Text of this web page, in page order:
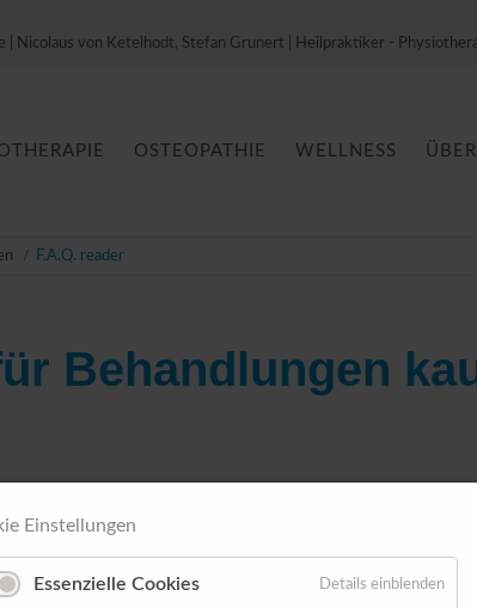
| Nicolaus von Ketelhodt, Stefan Grunert | Heilpraktiker -
OSTEOPATHIE WELLNESS
F.A.Q. reader
Behandlungen
Einstellungen
Essenzielle Cookies Details einblenden